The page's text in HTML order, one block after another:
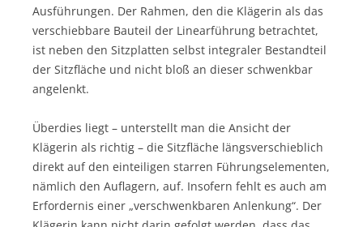
Ausführungen. Der Rahmen, den die Klägerin als das
verschiebbare Bauteil der Linearführung betrachtet,
ist neben den Sitzplatten selbst integraler Bestandteil
der Sitzfläche und nicht bloß an dieser schwenkbar
angelenkt.
Überdies liegt – unterstellt man die Ansicht der
Klägerin als richtig – die Sitzfläche längsverschieblich
direkt auf den einteiligen starren Führungselementen,
nämlich den Auflagern, auf. Insofern fehlt es auch am
Erfordernis einer „verschwenkbaren Anlenkung“. Der